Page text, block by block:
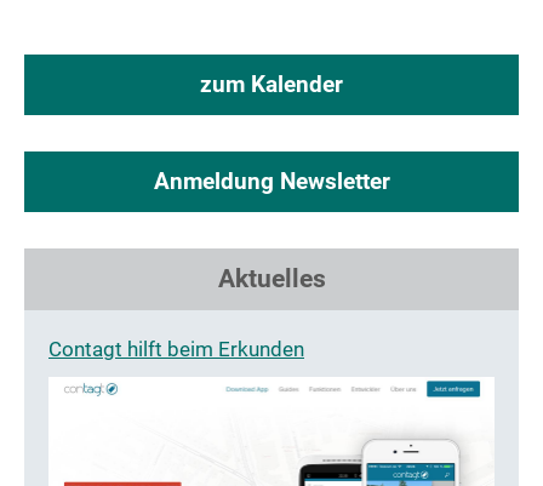
zum Kalender
Anmeldung Newsletter
Aktuelles
Contagt hilft beim Erkunden